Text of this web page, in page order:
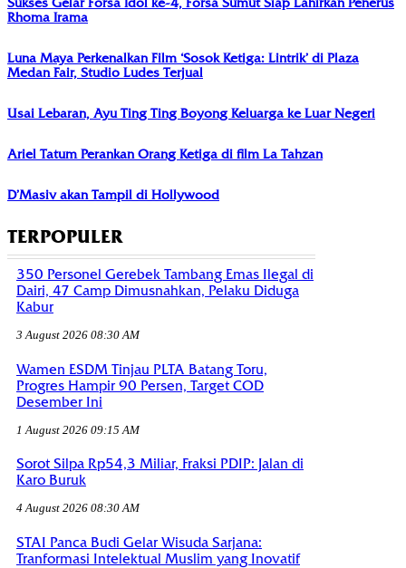
Rhoma Irama
Luna Maya Perkenalkan Film ‘Sosok Ketiga: Lintrik’ di Plaza
Medan Fair, Studio Ludes Terjual
Usai Lebaran, Ayu Ting Ting Boyong Keluarga ke Luar Negeri
Ariel Tatum Perankan Orang Ketiga di film La Tahzan
D’Masiv akan Tampil di Hollywood
TERPOPULER
350 Personel Gerebek Tambang Emas Ilegal di
Dairi, 47 Camp Dimusnahkan, Pelaku Diduga
Kabur
3 August 2026 08:30 AM
Wamen ESDM Tinjau PLTA Batang Toru,
Progres Hampir 90 Persen, Target COD
Desember Ini
1 August 2026 09:15 AM
Sorot Silpa Rp54,3 Miliar, Fraksi PDIP: Jalan di
Karo Buruk
4 August 2026 08:30 AM
STAI Panca Budi Gelar Wisuda Sarjana:
Tranformasi Intelektual Muslim yang Inovatif